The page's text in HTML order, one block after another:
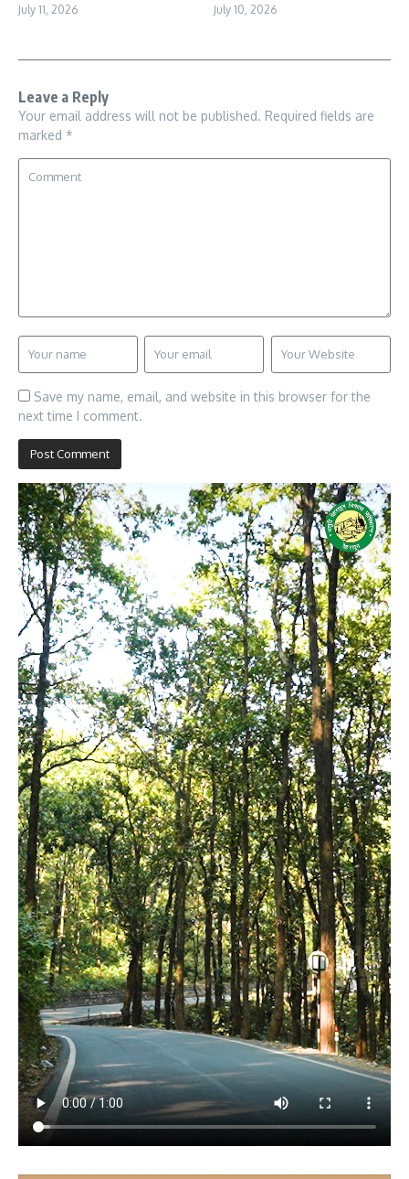
July 11, 2026 July 10, 2026
Leave a Reply
Your email address will not be published. Required fields are
marked *
Save my name, email, and website in this browser for the
next time I comment.